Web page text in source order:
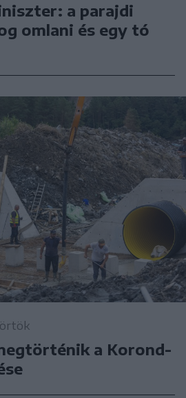
a parajdi
omlani és egy tó
a Korond-